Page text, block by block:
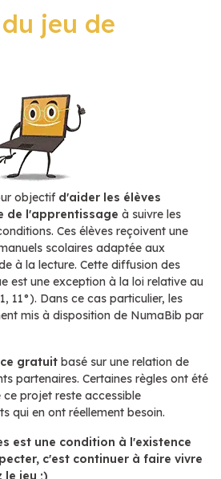
jeu de
objectif d'aider les élèves
de l'apprentissage à suivre les
Ces élèves reçoivent une
scolaires adaptée aux
à la lecture. Cette diffusion des
est une exception à la loi relative au
11°). Dans ce cas particulier, les
mis à disposition de NumaBib par
gratuit basé sur une relation de
partenaires. Certaines règles ont été
projet reste accessible
qui en ont réellement besoin.
est une condition à l'existence
c'est continuer à faire vivre
le jeu ;)